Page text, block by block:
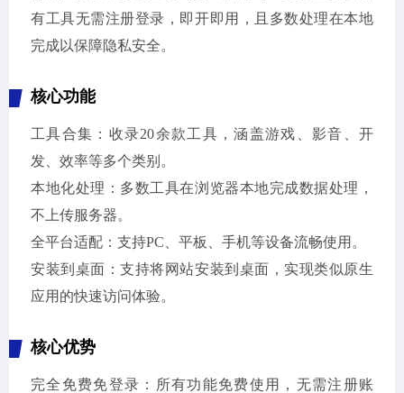
有工具无需注册登录，即开即用，且多数处理在本地
完成以保障隐私安全。
核心功能
工具合集：收录20余款工具，涵盖游戏、影音、开
发、效率等多个类别。
本地化处理：多数工具在浏览器本地完成数据处理，
不上传服务器。
全平台适配：支持PC、平板、手机等设备流畅使用。
安装到桌面：支持将网站安装到桌面，实现类似原生
应用的快速访问体验。
核心优势
完全免费免登录：所有功能免费使用，无需注册账